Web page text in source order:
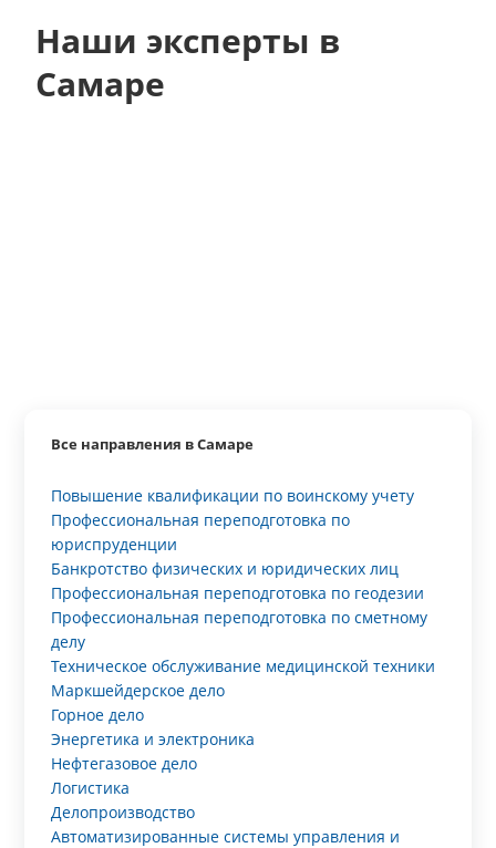
Наши эксперты в
Самаре
Все направления в Самаре
Повышение квалификации по воинскому учету
Профессиональная переподготовка по
юриспруденции
Банкротство физических и юридических лиц
Профессиональная переподготовка по геодезии
Профессиональная переподготовка по сметному
делу
Техническое обслуживание медицинской техники
Маркшейдерское дело
Горное дело
Энергетика и электроника
Нефтегазовое дело
Логистика
Делопроизводство
Автоматизированные системы управления и